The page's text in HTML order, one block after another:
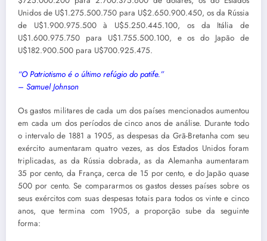
Unidos de U$1.275.500.750 para U$2.650.900.450, os da Rússia
de U$1.900.975.500 à U$5.250.445.100, os da Itália de
U$1.600.975.750 para U$1.755.500.100, e os do Japão de
U$182.900.500 para U$700.925.475.
“O Patriotismo é o último refúgio do patife.”
– Samuel Johnson
Os gastos militares de cada um dos países mencionados aumentou
em cada um dos períodos de cinco anos de análise. Durante todo
o intervalo de 1881 a 1905, as despesas da Grã-Bretanha com seu
exército aumentaram quatro vezes, as dos Estados Unidos foram
triplicadas, as da Rússia dobrada, as da Alemanha aumentaram
35 por cento, da França, cerca de 15 por cento, e do Japão quase
500 por cento. Se compararmos os gastos desses países sobre os
seus exércitos com suas despesas totais para todos os vinte e cinco
anos, que termina com 1905, a proporção sube da seguinte
forma: